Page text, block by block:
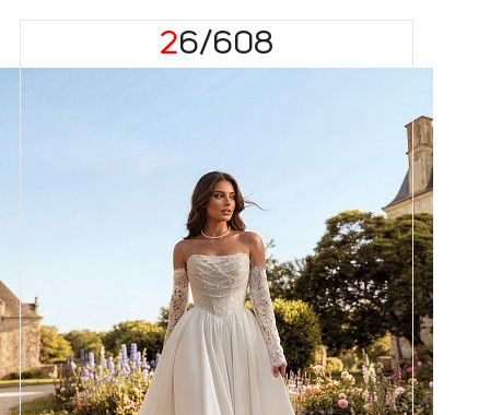
26/608
Размеры
42, 44, 46, 48, 50, 52, 54, 56,